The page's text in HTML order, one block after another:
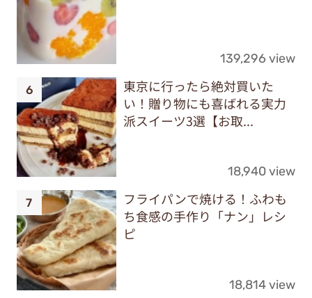
139,296 view
東京に行ったら絶対買いた
い！贈り物にも喜ばれる実力
派スイーツ3選【お取...
18,940 view
フライパンで焼ける！ふわも
ち食感の手作り「ナン」レシ
ピ
18,814 view